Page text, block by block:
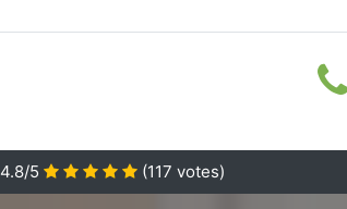
4.8/5 (117 votes)